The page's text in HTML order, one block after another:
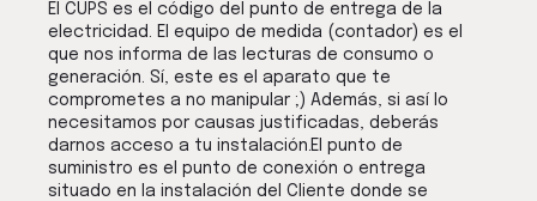
El CUPS es el código del punto de entrega de la
electricidad. El equipo de medida (contador) es el
que nos informa de las lecturas de consumo o
generación. Sí, este es el aparato que te
comprometes a no manipular ;) Además, si así lo
necesitamos por causas justificadas, deberás
darnos acceso a tu instalación.El punto de
suministro es el punto de conexión o entrega
situado en la instalación del Cliente donde se